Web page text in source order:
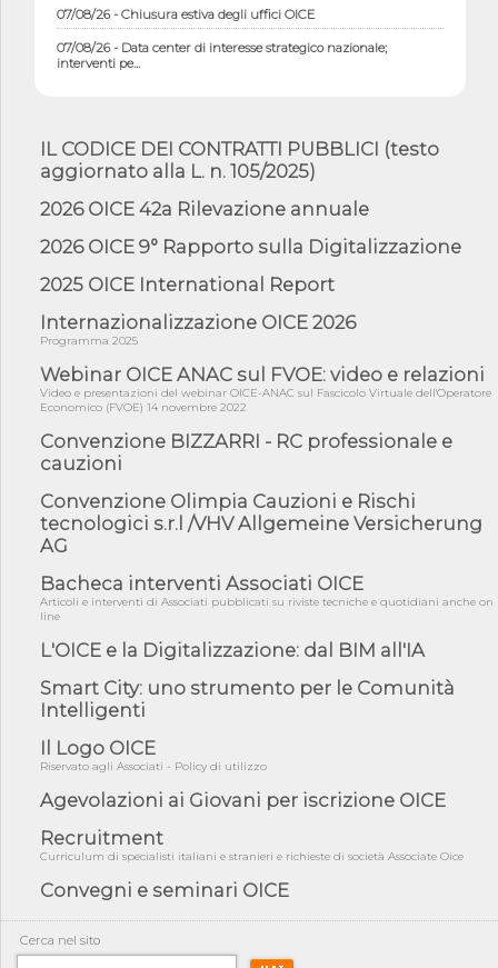
07/08/26 - Chiusura estiva degli uffici OICE
07/08/26 - Data center di interesse strategico nazionale;
interventi pe...
07/08/26 - Ponte sullo Stretto di Messina: deliberata la
sussistenza di...
costr...
06/08/26 - Istat, produzione industriale in calo dell'1% a giugno,
su a...
06/08/26 - Dal 3 agosto in vigore l'obbligo di energie rinnovabili
06/08/26 - DL PA approvato in Cdm: contributi per
riqualificazione sism...
06/08/26 - CdM: approvato il d.lgs. di adeguamento all’AI Act in
mate...
06/08/26 - DDL delegazione europea in Cdm per recepimento
norme UE in m...
fiducia...
05/08/26 - Focus OICE sul DDL di riforma della responsabilità
amminist...
05/08/26 - Anac: pubblicata la Relazione illustrativa al Bando tipo
2 s...
Professioni ...
05/08/26 - Successo OICE per il bando della Città metropolitana
di Reg...
Campa...
04/08/26 - DL PA: previste cancellazioni da elenchi professionisti
COP31, An...
impugnar...
04/08/26 - Rapporto Anac corruzione 2020-2026: procedimenti
penali per ...
IL CODICE DEI CONTRATTI PUBBLICI (testo
aggiornato alla L. n. 105/2025)
2026 OICE 42a Rilevazione annuale
2026 OICE 9° Rapporto sulla Digitalizzazione
2025 OICE International Report
Internazionalizzazione OICE 2026
Programma 2025
Webinar OICE ANAC sul FVOE: video e relazioni
Video e presentazioni del webinar OICE-ANAC sul Fascicolo Virtuale dell'Operatore
Economico (FVOE) 14 novembre 2022
Convenzione BIZZARRI - RC professionale e
cauzioni
Convenzione Olimpia Cauzioni e Rischi
tecnologici s.r.l /VHV Allgemeine Versicherung
AG
Bacheca interventi Associati OICE
Articoli e interventi di Associati pubblicati su riviste tecniche e quotidiani anche on
line
L'OICE e la Digitalizzazione: dal BIM all'IA
Smart City: uno strumento per le Comunità
Intelligenti
Il Logo OICE
Riservato agli Associati - Policy di utilizzo
Agevolazioni ai Giovani per iscrizione OICE
Recruitment
Curriculum di specialisti italiani e stranieri e richieste di società Associate Oice
Convegni e seminari OICE
Cerca nel sito